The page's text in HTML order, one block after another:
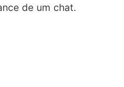
de um chat.